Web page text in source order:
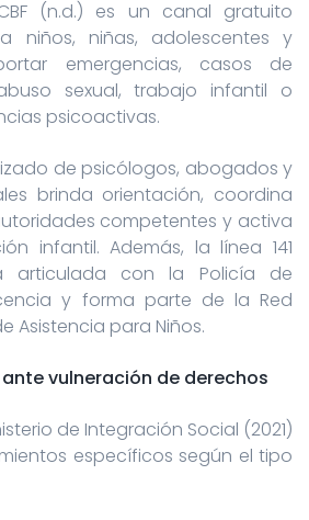
(n.d.) es un canal gratuito
niños, niñas, adolescentes y
emergencias, casos de
sexual, trabajo infantil o
psicoactivas.
de psicólogos, abogados y
brinda orientación, coordina
competentes y activa
infantil. Además, la línea 141
articulada con la Policía de
y forma parte de la Red
Asistencia para Niños.
vulneración de derechos
de Integración Social (2021)
específicos según el tipo